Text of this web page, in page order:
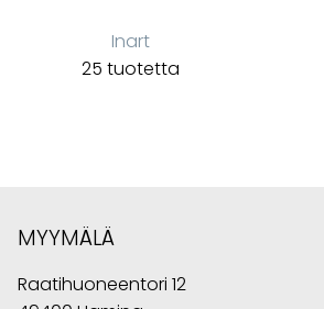
Inart
25 tuotetta
MYYMÄLÄ
Raatihuoneentori 12